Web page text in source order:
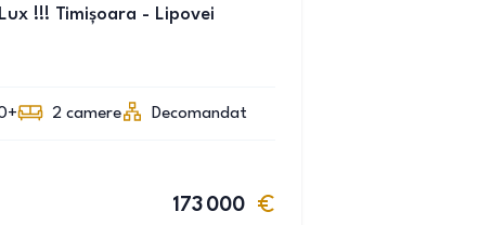
!!! Timișoara - Lipovei
2 camere Decomandat
173 000